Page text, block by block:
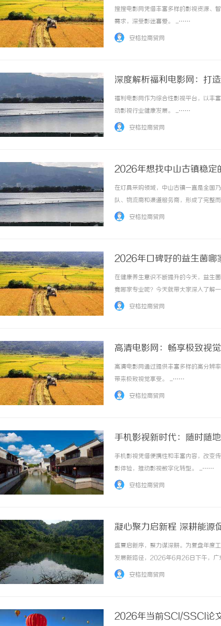
搜搜电影网凭借丰富多样的影视资源、
需求，深受影迷喜爱。 ...……
安格拉商贸网
深度解析福利电影网：打
福利电影网作为综合性影视平台，以丰
动影视行业健康发展。 ...……
安格拉商贸网
2026年想找中山古镇稳定
在灯具采购领域，中山古镇一直是全国
队、物流商和渠道服务商，形成了完整
供应链聚合平台，成为了许多从业者和
安格拉商贸网
2026年口碑好的益生菌哪
在健康养生意识不断提升的今天，益生
竟哪家专业呢？今天就带大家深入了
年，舒伯特就自研初代肠道益生菌产品
安格拉商贸网
高清电影网：畅享极致视
高清电影网通过提供丰富多样的高分辨
带来极致视觉享受。 ...……
安格拉商贸网
手机影视新时代：随时随
手机影视凭借便携性和丰富内容，改变
影体验，推动影视数字化转型。 ...……
安格拉商贸网
凝心聚力启新程 深耕能
满召开
盛夏启新序，聚力谋深耕。为复盘年度
发展新路径，2026年6月26日下午，广
源局领导、协会老领导、行业资深专家
安格拉商贸网
2026年当前SCI/SSCI论